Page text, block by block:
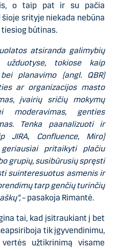
o taip pat ir su pačia
srityje niekada nebūna
būtinas.
atsiranda galimybių
tokiose kaip
planavimo (angl. QBR)
ar organizacijos masto
įvairių sričių mokymų
moderavimas, genties
Tenka paanalizuoti ir
JIRA, Confluence, Miro)
pritaikyti plačiu
grupių, susibūrusių spręsti
suinteresuotus asmenis ir
tarp genčių turinčių
– pasakoja Rimantė.
tai, kad įsitraukiant į bet
tik įgyvendinimu,
užtikrinimą visame